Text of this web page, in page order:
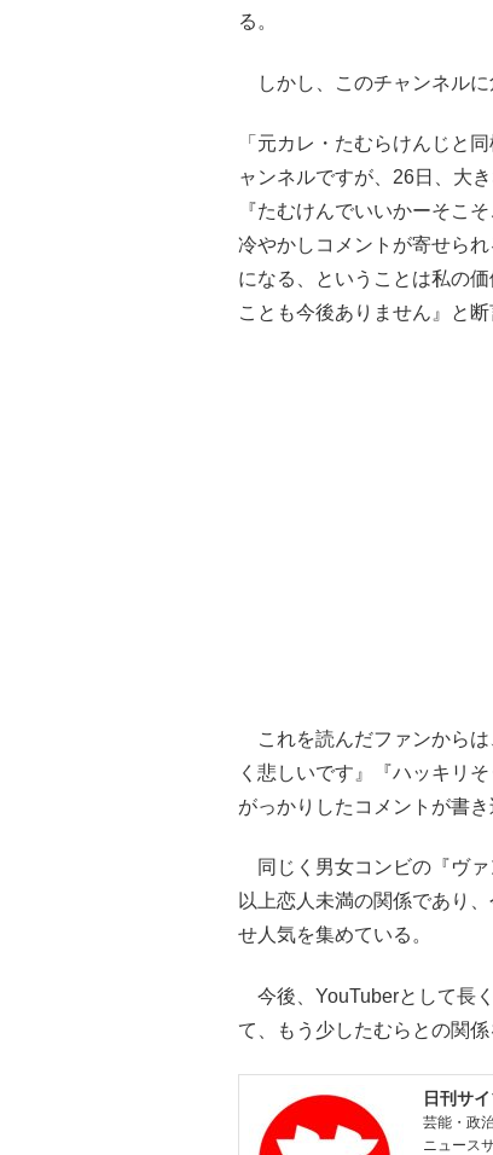
る。
しかし、このチャンネルに
「元カレ・たむらけんじと
ャンネルですが、26日、大
『たむけんでいいかーそこ
冷やかしコメントが寄せら
になる、ということは私の
ことも今後ありません』と断
これを読んだファンからは
く悲しいです』『ハッキリ
がっかりしたコメントが書き
同じく男女コンビの『ヴァ
以上恋人未満の関係であり
せ人気を集めている。
今後、YouTuberとして長
て、もう少したむらとの関
日刊サ
芸能・政
ニュース